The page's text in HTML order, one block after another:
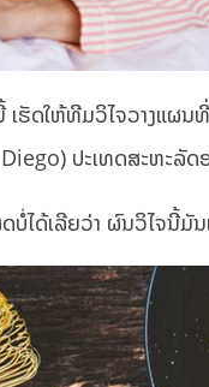
ຮັດໃຫ້ທີມວິໄຈວາງແຜນ
ປະເທດສະຫະລັດ
ບໍ່ໄດ້ເລີຍວ່າ ຜົນວິໄຈນີ້